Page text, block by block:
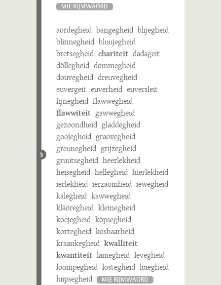
MIE RIJMWÄÖRD
3
aordegheid bangegheid blijegheid
blinnegheid bluujegheid
bretsegheid chariteit dadageit
döllegheid dommegheid
douvegheid dreuvegheid
euvergeit euverheid euversleit
fijnegheid flawwegheid
flawwiteit gawwegheid
gezoondheid gladdegheid
goojegheid graovegheid
greunegheid grijzegheid
gruutsegheid heerlekheid
heisegheid hellegheid hierlekheid
ierlekheid ierzaomheid iewegheid
kalegheid kawwegheid
kläöregheid kleinegheid
koejegheid köpsegheid
kortegheid kosbaarheid
kraankegheid kwalliteit
kwantiteit lamegheid levegheid
loompegheid löstegheid luiegheid
luipsegheid
MIE RIJMWÄÖRD